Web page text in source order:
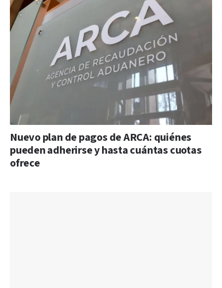
Nuevo plan de pagos de ARCA: quiénes
pueden adherirse y hasta cuántas cuotas
ofrece